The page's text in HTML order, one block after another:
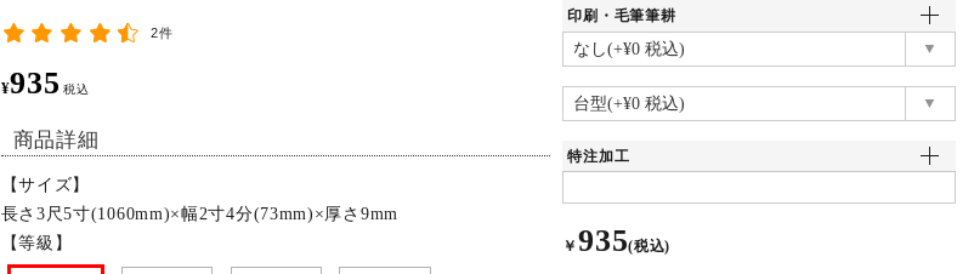
2件
¥935 税込
商品詳細
【サイズ】
長さ3尺5寸(1060mm)×幅2寸4分(73mm)×厚さ9mm
【等級】
印刷・毛筆筆耕
特注加工
￥ 935(税込)